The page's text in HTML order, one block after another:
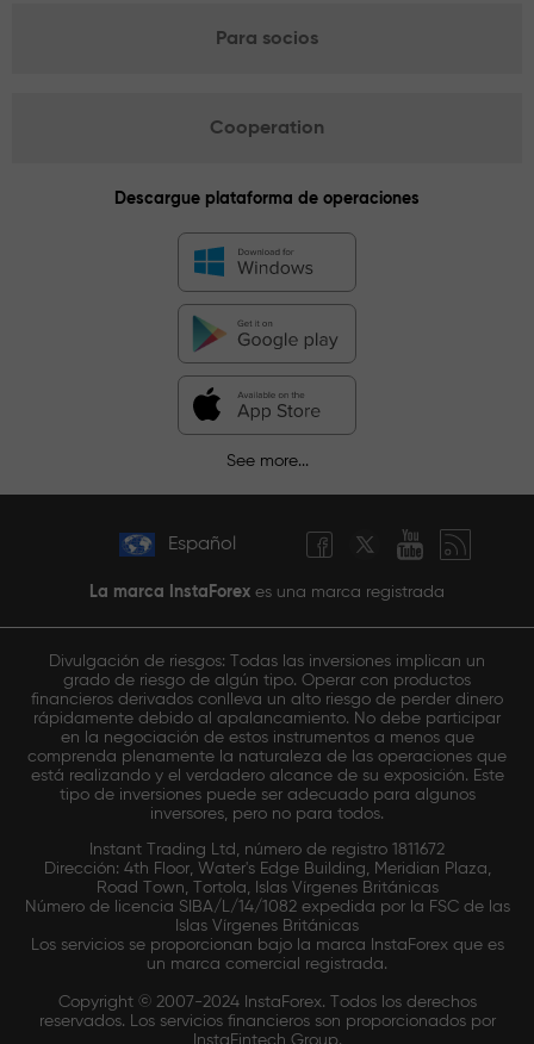
Para socios
Cooperation
Descargue plataforma de operaciones
See more...
Español
La marca InstaForex es una marca registrada
Divulgación de riesgos: Todas las inversiones implican un
grado de riesgo de algún tipo. Operar con productos
financieros derivados conlleva un alto riesgo de perder dinero
rápidamente debido al apalancamiento. No debe participar
en la negociación de estos instrumentos a menos que
comprenda plenamente la naturaleza de las operaciones que
está realizando y el verdadero alcance de su exposición. Este
tipo de inversiones puede ser adecuado para algunos
inversores, pero no para todos.
Instant Trading Ltd, número de registro 1811672
Dirección: 4th Floor, Water's Edge Building, Meridian Plaza,
Road Town, Tortola, Islas Vírgenes Británicas
Número de licencia SIBA/L/14/1082 expedida por la FSC de las
Islas Vírgenes Británicas
Los servicios se proporcionan bajo la marca InstaForex que es
un marca comercial registrada.
Copyright © 2007-2024 InstaForex. Todos los derechos
reservados. Los servicios financieros son proporcionados por
InstaFintech Group.